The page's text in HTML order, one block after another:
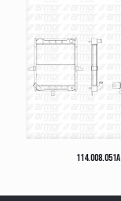
114.008.051A